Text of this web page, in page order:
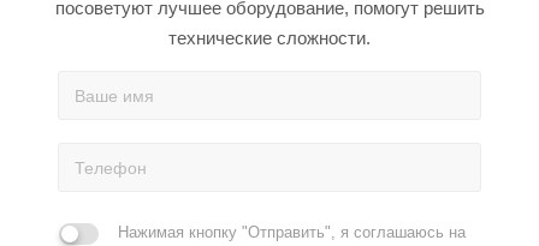
посоветуют лучшее оборудование, помогут решить
технические сложности.
Нажимая кнопку "Отправить", я соглашаюсь на